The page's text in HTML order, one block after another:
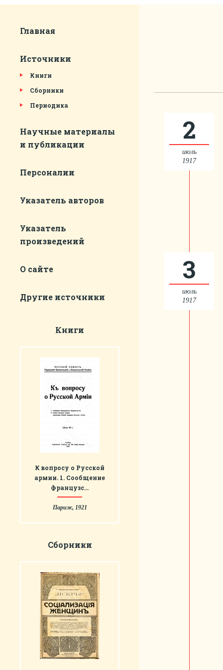
Главная
Источники
Книги
Сборники
Периодика
Научные материалы
и публикации
Персоналии
Указатель авторов
Указатель
произведений
О сайте
Другие источники
Книги
К вопросу о Русской
армии. 1. Сообщение
Французс…
Париж, 1921
Сборники
2
июль
1917
3
июль
1917